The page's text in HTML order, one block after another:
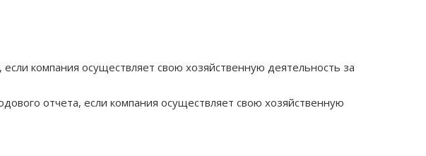
компания осуществляет свою хозяйственную деятельность за
отчета, если компания осуществляет свою хозяйственную